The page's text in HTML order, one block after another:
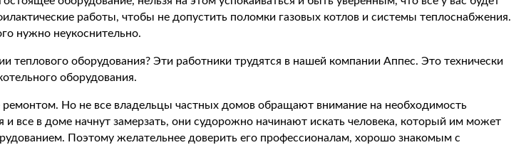
работы, чтобы не допустить поломки газовых котлов и системы теплоснабжения.
нужно неукоснительно.
теплового оборудования? Эти работники трудятся в нашей компании Аппес. Это технически
оборудования.
Но не все владельцы частных домов обращают внимание на необходимость
и все в доме начнут замерзать, они судорожно начинают искать человека, который им может
Поэтому желательнее доверить его профессионалам, хорошо знакомым с